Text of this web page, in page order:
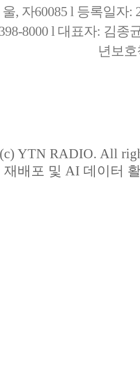
울, 자60085 l 등록일자:
8000 l 대표자: 김종
년보
YTN RADIO. All
재배포 및 AI 데이터